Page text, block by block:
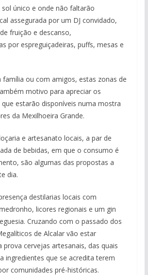
único e onde não faltarão
assegurada por um DJ convidado,
fruição e descanso,
por espreguiçadeiras, puffs, mesas e
família ou com amigos, estas zonas de
motivo para apreciar os
estarão disponíveis numa mostra
da Mexilhoeira Grande.
e artesanato locais, a par de
de bebidas, em que o consumo é
são algumas das propostas a
dia.
destilarias locais com
licores regionais e um gin
Cruzando com o passado dos
de Alcalar vão estar
prova cervejas artesanais, das quais
ingredientes que se acredita terem
comunidades pré-históricas.